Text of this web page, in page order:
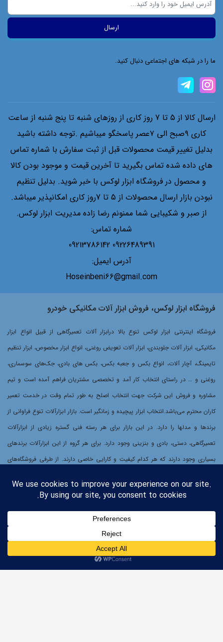
ما را در شبکه های اجتماعی دنبال کنید.
ارسال کالا از 5 تا 7 روز کاری از روزهای شنبه تا پنج شنبه از ساعت
کاری ۹صبح الی ۷عصر پاسخگو میباشیم .توجه داشته باشید
بدلیل تغییر قیمت محصولات قبل از ثبت سفارش با شماره تماس
های داده شده تماس بگیرید تا آخرین قیمت و موجود بودن کالا
و محصول در فروشگاه ابزار لوکس با خبر شوید. بدلیل تنظیم
نبودن بازار ارسال محصولات از 5 تا 7روز کاری امکانپذیر میباشد.
از صبر و شکیبایی شما ممنونم رضا زاده مدیریت ابزار لوکس.
شماره تماس:
09226489391 09213786142
آدرس ایمیل:
Hoseinbeni66@gmail.com
فروشگاه ابزار لوکس، فروش ابزار آلات مکانیکی خودرو
فروشگاه اینترنتی ابزار لوکس تنوع بالا درابزار آلات تعمیرگاهی از قبیل انواع ابزار
مکانیکی، ابزار آلات جلوبندی، ابزار آلات تعویض روغنی، انواع ابزار مخصوص، ابزار تنظیم
تایمینگ، آچار آلات، انواع بکس و جعبه بکس، بکس های بادی، جک‌های سوسماری،
روغنی و … در راستای انتخاب کار آمد و تخصصی مشتریان فراهم آمده است و تیم
مشاوره و فروش این شرکت جهت انتخاب اصلح به طور تمام وقت در خدمت تعمیر
کاران محترم می‌باشد.انتخاب ابزار پیچیده و زمانگیر است. بازار ابزارآلات تنوع فراوانی از
برندها و مدلها را دارد. در این بازار برای هر رسته فنی گستره زیادی از ابزارآلات
تعمیرگاهی، دستی، بادی و بنزینی وجود دارد. برای هر گروه از این ابزارآلات برندهای
بسیاری وجود دارند که هر کدام کیفیت و کارایی خاصی دارند. از طرفی فروشگاه‌های
هستند. برای مشتریانی که دنبال خرید بهترین ابزارآلات بسته به نیازشان هستند،
خرید مجموعه‌ای از ابزارآلات هستند، خرید پیچیده‌تر خواهد شد.
کلیه حقوق این سایت متعلق به ابزار لوکس می‌باشد.